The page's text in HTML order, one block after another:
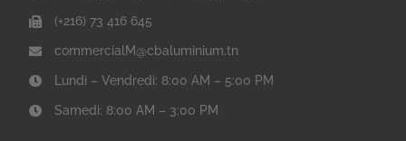
(+216) 73 416 645
commercialM@cbaluminium.tn
Lundi – Vendredi: 8:00 AM – 5:00 PM
Samedi: 8:00 AM – 3:00 PM